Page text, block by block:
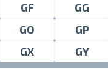
GF GG
GO GP
GX GY